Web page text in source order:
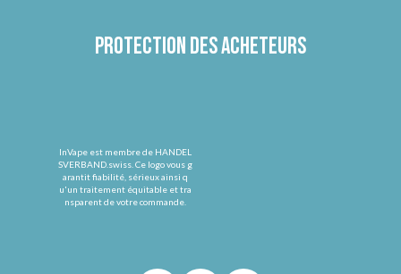
Protection des acheteurs
InVape est membre de HANDEL
SVERBAND.swiss. Ce logo vous g
arantit fiabilité, sérieux ainsi q
u'un traitement équitable et tra
nsparent de votre commande.